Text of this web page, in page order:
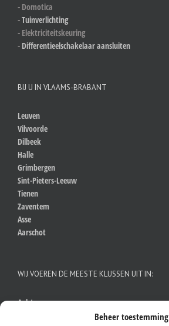
Beheer toestemming
- Domotica
-Tuinverlichting
- Elektriciteitskeuring
- Differentieelschakelaar aansluiten
BIJ U IN VLAAMS-BRABANT
Leuven
Vilvoorde
Dilbeek
Halle
Grimbergen
Sint-Pieters-Leeuw
Tienen
Zaventem
Asse
Aarschot
WIJ VOEREN DE MEESTE KLUSSEN UIT IN:
Aalst